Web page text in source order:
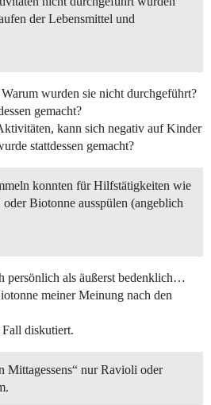
der Lebensmittel und
wurden sie nicht durchgeführt?
gemacht?
kann sich negativ auf Kinder
stattdessen gemacht?
konnten für Hilfstätigkeiten wie
Biotonne ausspülen (angeblich
persönlich als äußerst bedenklich…
meiner Meinung nach den
diskutiert.
Mittagessens“ nur Ravioli oder